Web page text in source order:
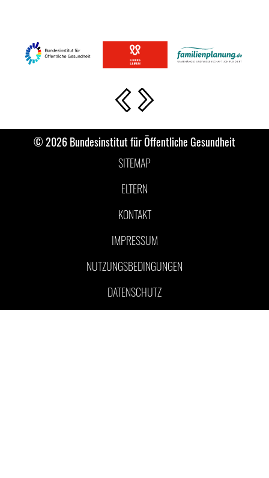
Vorherige Slide
Nächste Slide
© 2026 Bundesinstitut für Öffentliche Gesundheit
SITEMAP
ELTERN
KONTAKT
IMPRESSUM
NUTZUNGSBEDINGUNGEN
DATENSCHUTZ